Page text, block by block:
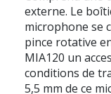
externe. Le
microphone se
pince rotative
MIA120 un
conditions de
5,5 mm de ce